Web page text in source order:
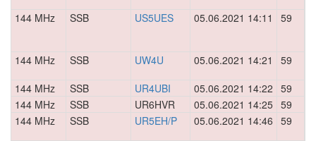
144 MHz SSB US5UES 05.06.2021 14:11 59
144 MHz SSB UW4U 05.06.2021 14:21 59
144 MHz
SSB UR4UBI 05.06.2021 14:22 59
144 MHz
SSB UR6HVR 05.06.2021 14:25 59
144 MHz
SSB UR5EH/P 05.06.2021 14:46 59